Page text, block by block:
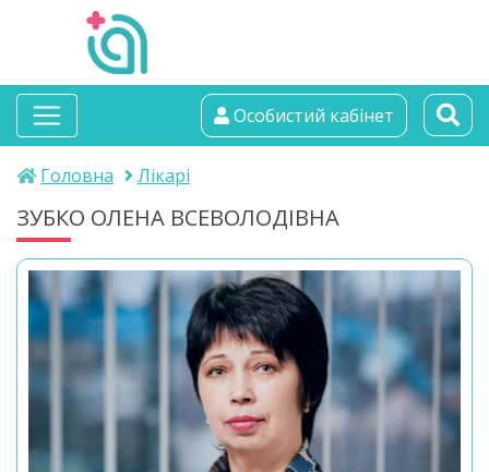
альтамедика
медичний центр
Особистий кабінет
Головна Лікарі
ЗУБКО ОЛЕНА ВСЕВОЛОДІВНА